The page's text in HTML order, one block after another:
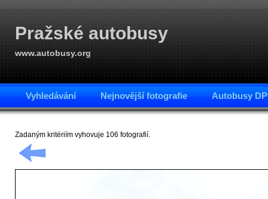
Pražské autobusy
www.autobusy.org
Vyhledávání Nejnovější fotografie Autobusy
Zadaným kritériím vyhovuje 106 fotografií.